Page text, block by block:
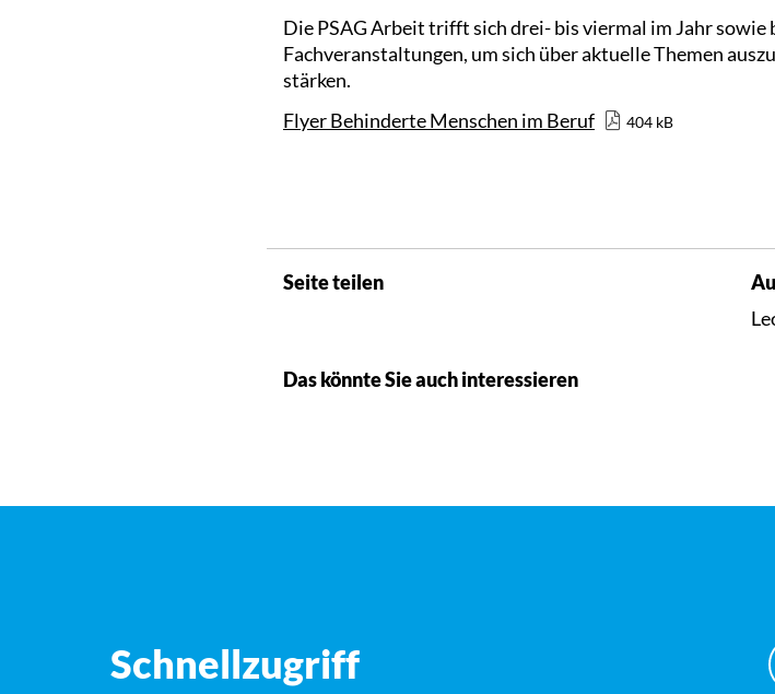
Die PSAG Arbeit trifft sich drei- bis viermal im Jahr
Fachveranstaltungen, um sich über aktuelle Themen
stärken.
Flyer Behinderte Menschen im Beruf
404 kB
Seite teilen
Das könnte Sie auch interessieren
Schnellzugriff